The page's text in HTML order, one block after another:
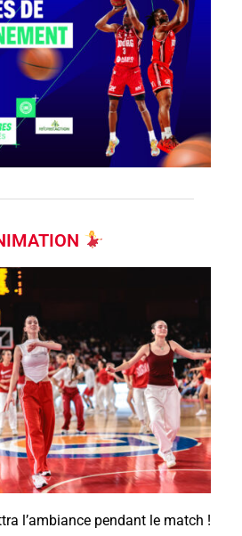
l’ambiance pendant le match !